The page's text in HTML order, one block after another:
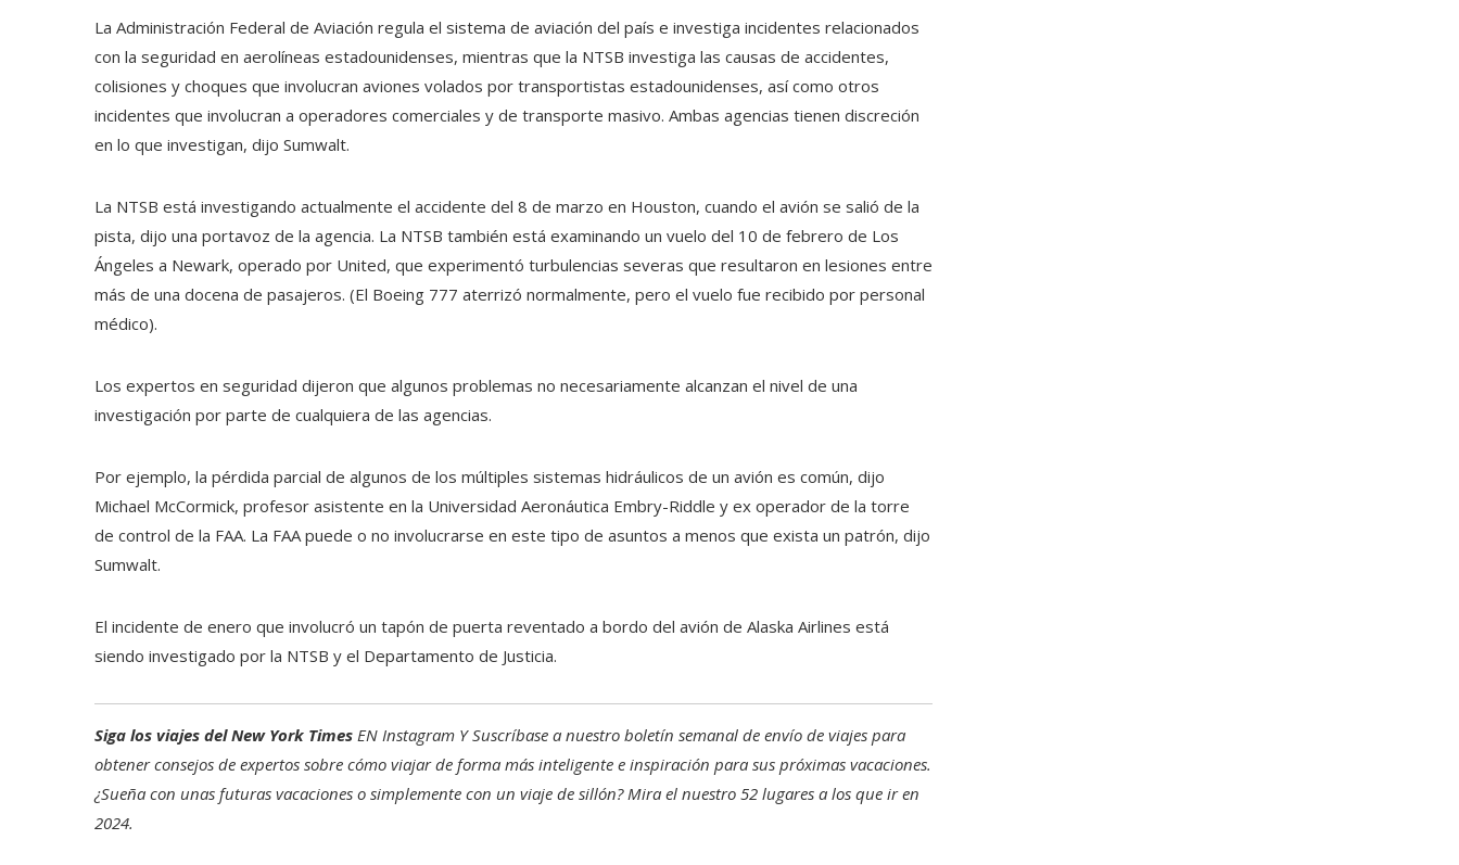
La Administración Federal de Aviación regula el sistema de aviación del país e investiga incidentes relacionados
con la seguridad en aerolíneas estadounidenses, mientras que la NTSB investiga las causas de accidentes,
colisiones y choques que involucran aviones volados por transportistas estadounidenses, así como otros
incidentes que involucran a operadores comerciales y de transporte masivo. Ambas agencias tienen discreción
en lo que investigan, dijo Sumwalt.
La NTSB está investigando actualmente el accidente del 8 de marzo en Houston, cuando el avión se salió de la
pista, dijo una portavoz de la agencia. La NTSB también está examinando un vuelo del 10 de febrero de Los
Ángeles a Newark, operado por United, que experimentó turbulencias severas que resultaron en lesiones entre
más de una docena de pasajeros. (El Boeing 777 aterrizó normalmente, pero el vuelo fue recibido por personal
médico).
Los expertos en seguridad dijeron que algunos problemas no necesariamente alcanzan el nivel de una
investigación por parte de cualquiera de las agencias.
Por ejemplo, la pérdida parcial de algunos de los múltiples sistemas hidráulicos de un avión es común, dijo
Michael McCormick, profesor asistente en la Universidad Aeronáutica Embry-Riddle y ex operador de la torre
de control de la FAA. La FAA puede o no involucrarse en este tipo de asuntos a menos que exista un patrón, dijo
Sumwalt.
El incidente de enero que involucró un tapón de puerta reventado a bordo del avión de Alaska Airlines está
siendo investigado por la NTSB y el Departamento de Justicia.
Siga los viajes del New York Times EN Instagram YSuscríbase a nuestro boletín semanal de envío de viajes para
obtener consejos de expertos sobre cómo viajar de forma más inteligente e inspiración para sus próximas vacaciones.
¿Sueña con unas futuras vacaciones o simplemente con un viaje de sillón? Mira el nuestro 52 lugares a los que ir en
2024.